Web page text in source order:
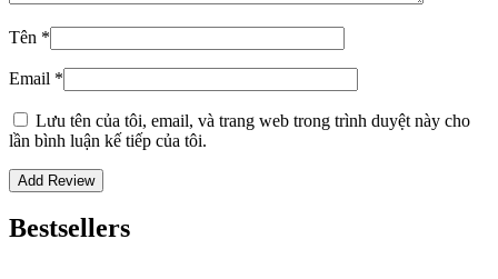
Tên *
Email *
Lưu tên của tôi, email, và trang web trong trình duyệt này cho
lần bình luận kế tiếp của tôi.
Bestsellers